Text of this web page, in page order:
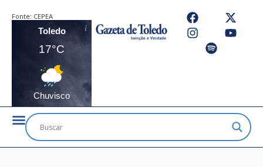
Fonte: CEPEA
Toledo
17°C
Chuvisco